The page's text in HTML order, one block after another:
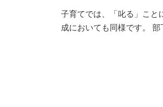
子育てでは、「叱る」こと
成においても同様です。